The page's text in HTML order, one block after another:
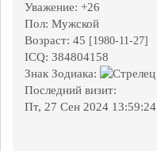
Уважение: +26
Пол: Мужской
Возраст: 45 [1980-11-27]
ICQ: 384804158
Знак Зодиака:
Последний визит:
Пт, 27 Сен 2024 13:59:24